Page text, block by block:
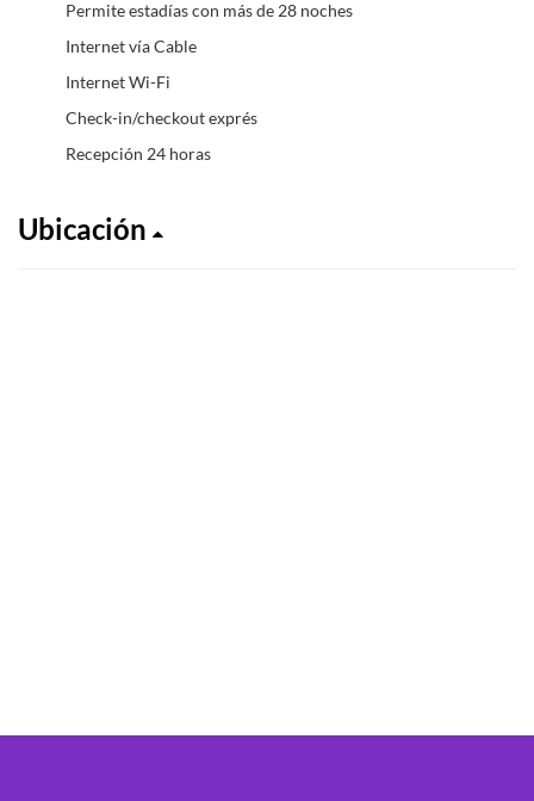
Permite estadías con más de 28 noches
Internet vía Cable
Internet Wi-Fi
Check-in/checkout exprés
Recepción 24 horas
Ubicación